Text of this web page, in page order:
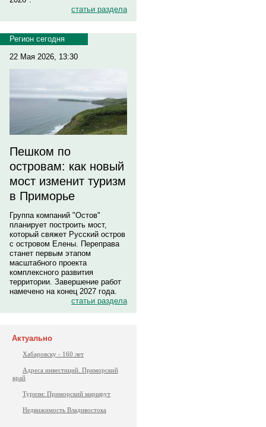
статьи раздела
Регион сегодня
22 Мая 2026, 13:30
Пешком по
островам: как новый
мост изменит туризм
в Приморье
Группа компаний "Остов"
планирует построить мост,
который свяжет Русский остров
с островом Елены. Переправа
станет первым этапом
масштабного проекта
комплексного развития
территории. Завершение работ
намечено на конец 2027 года.
статьи раздела
Актуально
Хабаровску - 160 лет
Адреса инвестиций. Приморский
край
Туризм: Приморский маршрут
Недвижимость Владивостока